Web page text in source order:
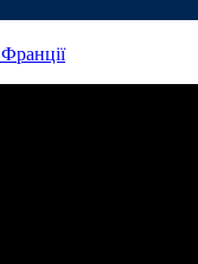
Франції